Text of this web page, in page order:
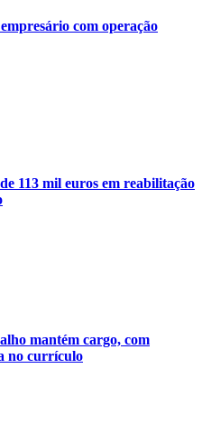
com operação
113 mil euros em reabilitação
mantém cargo, com
no currículo